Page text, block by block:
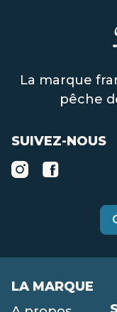
La marque
pêche
SUIVEZ-NOUS
LA MARQUE